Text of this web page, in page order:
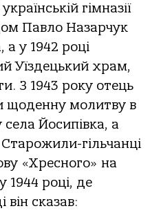
гімназії
Павло Назарчук
а у 1942 році
Уїздецький храм,
З 1943 року отець
щоденну молитву в
Йосипівка, а
гільчанці
«Хресного» на
1944 році, де
він сказав: